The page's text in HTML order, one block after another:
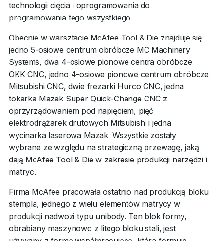
technologii cięcia i oprogramowania do
programowania tego wszystkiego.
Obecnie w warsztacie McAfee Tool & Die znajduje się
jedno 5-osiowe centrum obróbcze MC Machinery
Systems, dwa 4-osiowe pionowe centra obróbcze
OKK CNC, jedno 4-osiowe pionowe centrum obróbcze
Mitsubishi CNC, dwie frezarki Hurco CNC, jedna
tokarka Mazak Super Quick-Change CNC z
oprzyrządowaniem pod napięciem, pięć
elektrodrążarek drutowych Mitsubishi i jedna
wycinarka laserowa Mazak. Wszystkie zostały
wybrane ze względu na strategiczną przewagę, jaką
dają McAfee Tool & Die w zakresie produkcji narzędzi i
matryc.
Firma McAfee pracowała ostatnio nad produkcją bloku
stempla, jednego z wielu elementów matrycy w
produkcji nadwozi typu unibody. Ten blok formy,
obrabiany maszynowo z litego bloku stali, jest